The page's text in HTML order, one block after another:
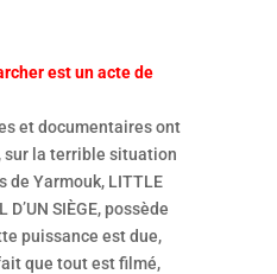
est un acte de
et documentaires ont
sur la terrible situation
de Yarmouk, LITTLE
D’UN SIÈGE, possède
puissance est due,
que tout est filmé,